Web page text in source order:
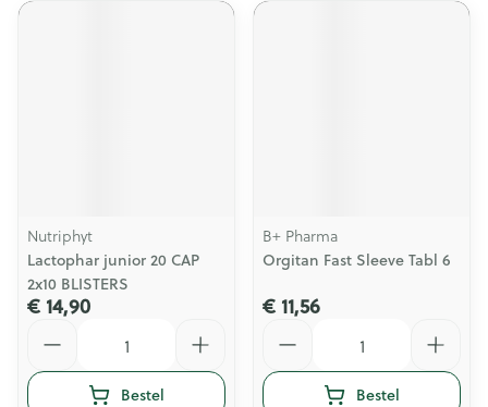
Nutriphyt
Lactophar junior 20 CAP
2x10 BLISTERS
€ 14,90
Bestel
B+ Pharma
Orgitan Fast Sleeve Tabl 6
€ 11,56
Bestel